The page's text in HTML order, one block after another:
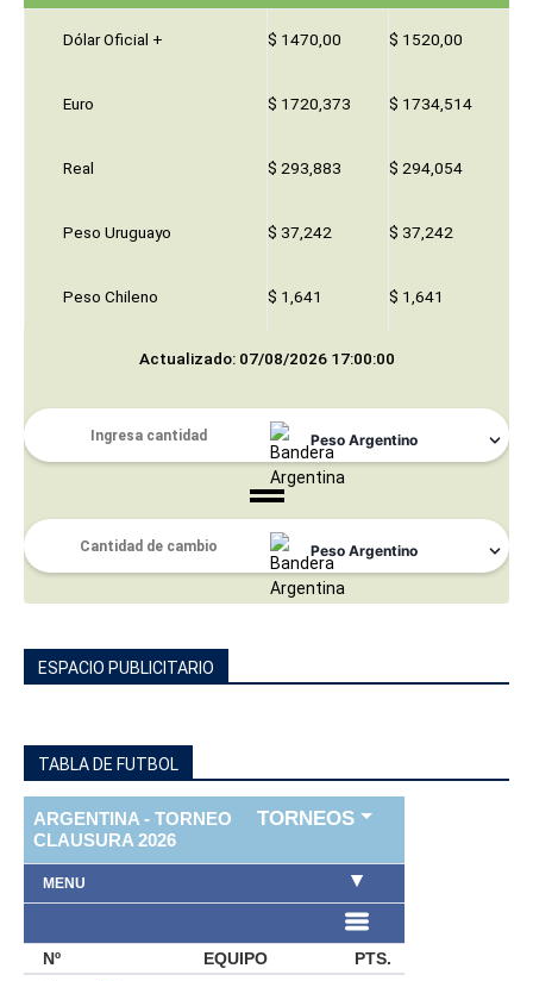
Dólar Oficial + $ 1470,00 $ 1520,00
Euro $ 1720,373 $ 1734,514
Real $ 293,883 $ 294,054
Peso Uruguayo $ 37,242 $ 37,242
Peso Chileno $ 1,641 $ 1,641
Actualizado: 07/08/2026 17:00:00
ESPACIO PUBLICITARIO
TABLA DE FUTBOL